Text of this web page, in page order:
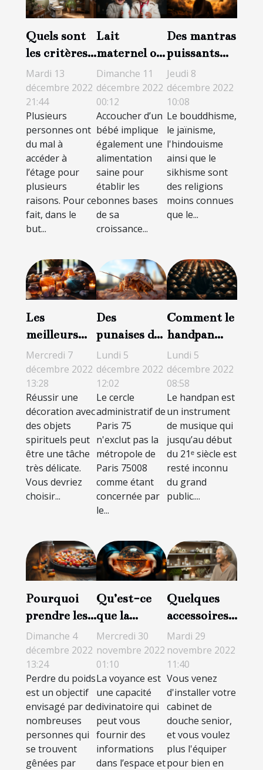
Quels sont
les critères
de choix
d’un
fauteuil
monte
escalier ?
Mardi 13
décembre 2022
21:44
Plusieurs
personnes ont
du mal à
accéder à
l’étage pour
plusieurs
raisons. Pour ce
fait, dans le
but...
Lait
maternel ou
lait artificiel
: lequel
choisir pour
son bébé ?
Dimanche 11
décembre 2022
00:12
Accoucher d’un
bébé implique
également une
alimentation
saine pour
établir les
bonnes bases
de sa
croissance...
Des mantras
puissants
pouvant
changer
votre vie
Jeudi 8
décembre 2022
10:08
Le bouddhisme,
le jaïnisme,
l'hindouisme
ainsi que le
sikhisme sont
des religions
moins connues
que le...
Les
meilleurs
objets
spirituels de
décoration
Mercredi 7
décembre 2022
13:28
Réussir une
décoration avec
des objets
spirituels peut
être une tâche
très délicate.
Vous devriez
choisir...
Des
punaises de
lit à Paris 8 :
ce qu'il faut
savoir pour
s'en
débarrasser
Lundi 5
décembre 2022
12:02
Le cercle
administratif de
Paris 75
n'exclut pas la
métropole de
Paris 75008
comme étant
concernée par
le...
Comment le
handpan
peut-il être
utilisé en
méditation
et
relaxation ?
Lundi 5
décembre 2022
08:58
Le handpan est
un instrument
de musique qui
jusqu’au début
du 21ᵉ siècle est
resté inconnu
du grand
public....
Pourquoi
prendre les
gélules
Figur pour
perdre du
poids ?
Dimanche 4
décembre 2022
13:24
Perdre du poids
est un objectif
envisagé par de
nombreuses
personnes qui
se trouvent
gênées par
Qu’est-ce
que la
voyance ?
Mercredi 30
novembre 2022
01:10
La voyance est
une capacité
divinatoire qui
peut vous
fournir des
informations
dans l’espace et
Quelques
accessoires
que vous
pouvez
choisir pour
votre
douche
senior
Mardi 29
novembre 2022
11:40
Vous venez
d'installer votre
cabinet de
douche senior,
et vous voulez
plus l'équiper
pour bien en